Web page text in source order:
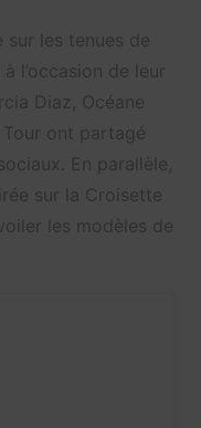
sur les tenues de
l’occasion de leur
Diaz, Océane
ont partagé
En parallèle,
sur la Croisette
les modèles de